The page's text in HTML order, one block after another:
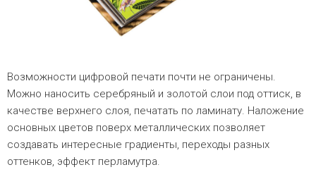
Возможности цифровой печати почти не ограничены.
Можно наносить серебряный и золотой слои под оттиск, в
качестве верхнего слоя, печатать по ламинату. Наложение
основных цветов поверх металлических позволяет
создавать интересные градиенты, переходы разных
оттенков, эффект перламутра.